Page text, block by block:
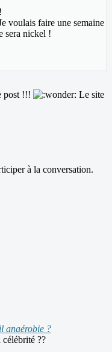
voulais faire une semaine
sera nickel !
post !!!
Le site
à la conversation.
anaérobie ?
??